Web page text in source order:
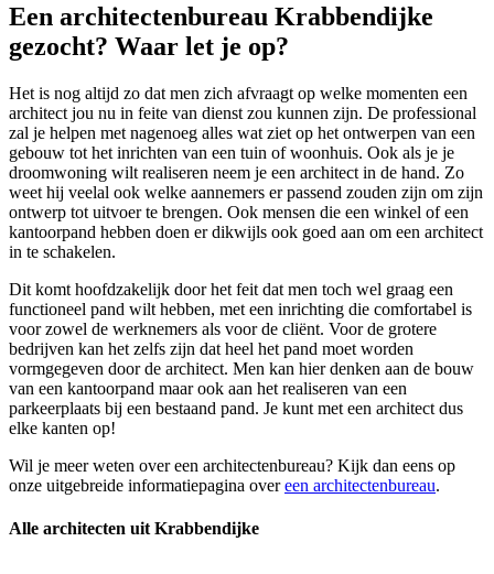
Een architectenbureau Krabbendijke
gezocht? Waar let je op?
Het is nog altijd zo dat men zich afvraagt op welke momenten een
architect jou nu in feite van dienst zou kunnen zijn. De professional
zal je helpen met nagenoeg alles wat ziet op het ontwerpen van een
gebouw tot het inrichten van een tuin of woonhuis. Ook als je je
droomwoning wilt realiseren neem je een architect in de hand. Zo
weet hij veelal ook welke aannemers er passend zouden zijn om zijn
ontwerp tot uitvoer te brengen. Ook mensen die een winkel of een
kantoorpand hebben doen er dikwijls ook goed aan om een architect
in te schakelen.
Dit komt hoofdzakelijk door het feit dat men toch wel graag een
functioneel pand wilt hebben, met een inrichting die comfortabel is
voor zowel de werknemers als voor de cliënt. Voor de grotere
bedrijven kan het zelfs zijn dat heel het pand moet worden
vormgegeven door de architect. Men kan hier denken aan de bouw
van een kantoorpand maar ook aan het realiseren van een
parkeerplaats bij een bestaand pand. Je kunt met een architect dus
elke kanten op!
Wil je meer weten over een architectenbureau? Kijk dan eens op
onze uitgebreide informatiepagina overeen architectenbureau.
Alle architecten uit Krabbendijke